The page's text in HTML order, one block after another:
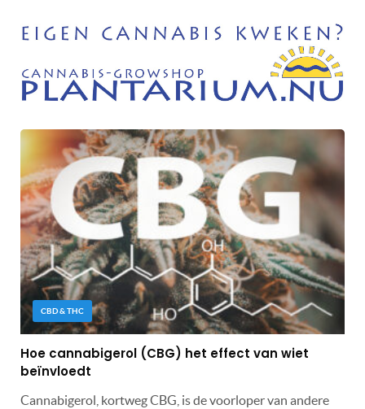
CBD & THC
Hoe cannabigerol (CBG) het effect van wiet
beïnvloedt
Cannabigerol, kortweg CBG, is de voorloper van andere